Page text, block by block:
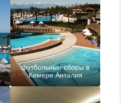
футбольные сборы в
Кемере Анталия